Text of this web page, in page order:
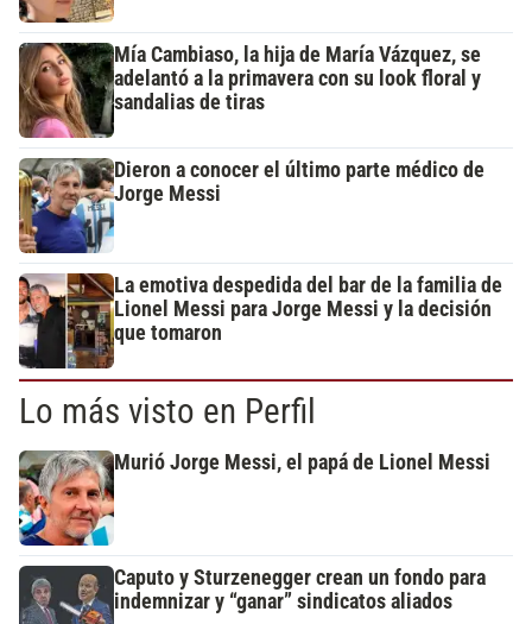
Mía Cambiaso, la hija de María Vázquez, se
adelantó a la primavera con su look floral y
sandalias de tiras
Dieron a conocer el último parte médico de
Jorge Messi
La emotiva despedida del bar de la familia de
Lionel Messi para Jorge Messi y la decisión
que tomaron
Lo más visto en Perfil
Murió Jorge Messi, el papá de Lionel Messi
Caputo y Sturzenegger crean un fondo para
indemnizar y “ganar” sindicatos aliados